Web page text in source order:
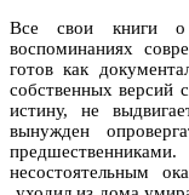
Все свои книги о
воспоминаниях
готов как
собственных версий
истину, не
вынужден
несостоятельным